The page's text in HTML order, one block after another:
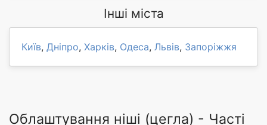
Інші міста
Київ, Дніпро, Харків, Одеса, Львів, Запоріжжя
Облаштування ніші (цегла) - Часті